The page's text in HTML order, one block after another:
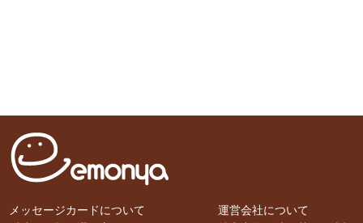
メッセージカードについて
運営会社について